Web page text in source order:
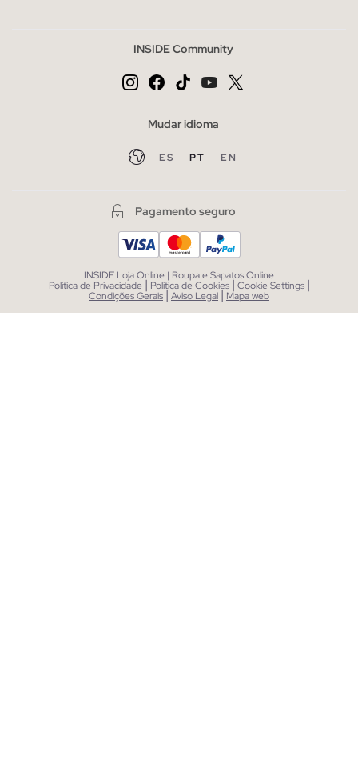
INSIDE Community
Mudar idioma
ES PT EN
Pagamento seguro
INSIDE Loja Online | Roupa e Sapatos Online
Política de Privacidade | Política de Cookies | Cookie Settings |
Condições Gerais|Aviso Legal| Mapa web